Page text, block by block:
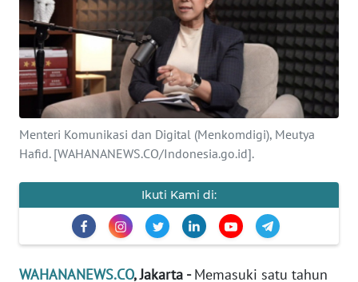
Menteri Komunikasi dan Digital (Menkomdigi), Meutya
Hafid. [WAHANANEWS.CO/Indonesia.go.id].
Ikuti Kami di:
WAHANANEWS.CO, Jakarta -Memasuki satu tahun
INTERNASIONAL
SERBA-SERBI
PENDIDIKAN
OLAHRAGA
OPINI
EDITORIAL